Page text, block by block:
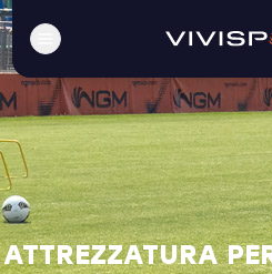
ATTREZZATURA